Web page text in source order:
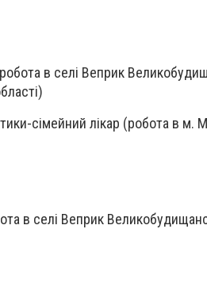
в селі Веприк
сімейний лікар (робота в м.
в селі Веприк